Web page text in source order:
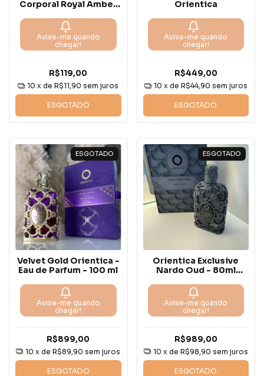
Corporal Royal Amber
Avise-me quando
chegar!
R$119,00
10 x deR$11,90 sem juros
ESGOTADO
Orientica
Avise-me quando
chegar!
R$449,00
10 x de R$44,90 sem juros
ESGOTADO
ESGOTADO
Velvet Gold Orientica -
Eau de Parfum - 100 ml
Avise-me quando
chegar!
R$899,00
10 x deR$89,90 sem juros
ESGOTADO
ESGOTADO
Orientica Exclusive
Nardo Oud - 80ml
Avise-me quando
chegar!
R$989,00
10 x de R$98,90 sem juros
ESGOTADO